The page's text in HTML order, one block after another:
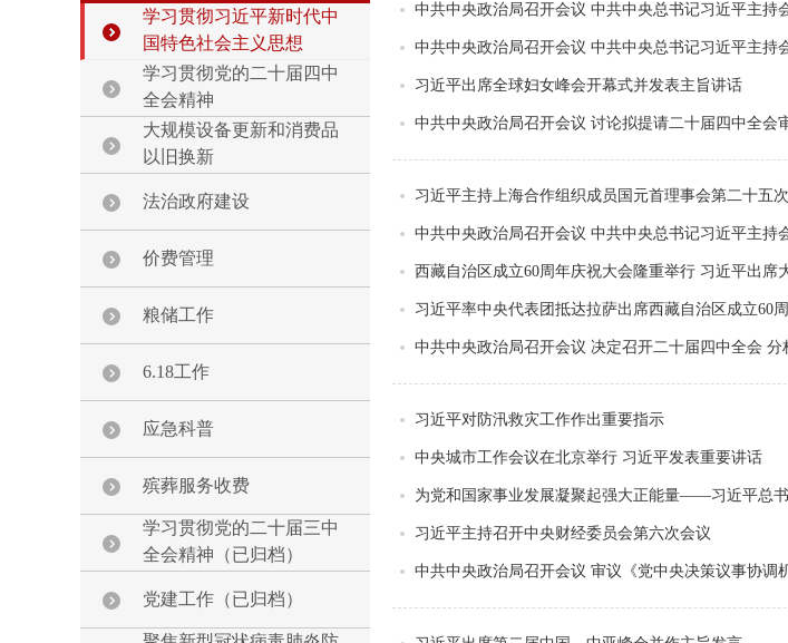
学习贯彻习近平新时代中
国特色社会主义思想
学习贯彻党的二十届四中
全会精神
大规模设备更新和消费品
以旧换新
法治政府建设
价费管理
粮储工作
6.18工作
应急科普
殡葬服务收费
学习贯彻党的二十届三中
全会精神（已归档）
党建工作（已归档）
中共中央政治局召开会议 中共中央总书记习近平主持
中共中央政治局召开会议 中共中央总书记习近平主持
习近平出席全球妇女峰会开幕式并发表主旨讲话
中共中央政治局召开会议 讨论拟提请二十届四中全会
习近平主持上海合作组织成员国元首理事会第二十五
中共中央政治局召开会议 中共中央总书记习近平主持
西藏自治区成立60周年庆祝大会隆重举行 习近平出席
习近平率中央代表团抵达拉萨出席西藏自治区成立60
中共中央政治局召开会议 决定召开二十届四中全会
习近平对防汛救灾工作作出重要指示
中央城市工作会议在北京举行 习近平发表重要讲话
为党和国家事业发展凝聚起强大正能量——习近平总
习近平主持召开中央财经委员会第六次会议
中共中央政治局召开会议 审议《党中央决策议事协调